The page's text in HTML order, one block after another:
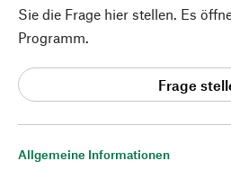
Allgemeine Informationen
Sie die Frage hier stellen. Es
Programm.
Frage